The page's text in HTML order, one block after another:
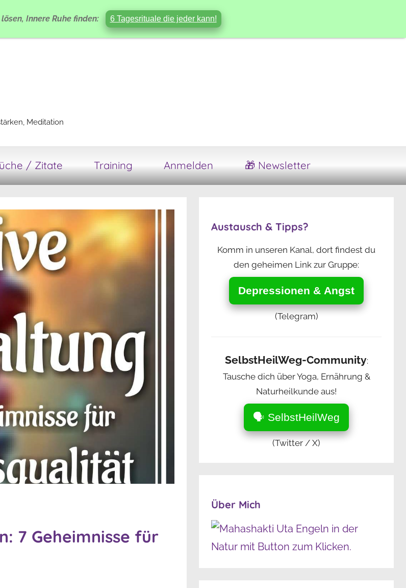
Meditation
/ Zitate Training Anmelden 🎁 Newsletter
7 Geheimnisse für
Austausch & Tipps?
Komm in unseren Kanal, dort findest du
den geheimen Link zur Gruppe:
Depressionen & Angst
(Telegram)
SelbstHeilWeg-Community:
Tausche dich über Yoga, Ernährung &
Naturheilkunde aus!
🗣️ SelbstHeilWeg
(Twitter / X)
Über Mich
Innere Ruhe finden: 6 Tagesrituale die jeder kann!